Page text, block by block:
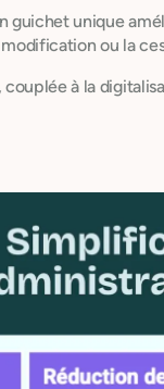
guichet unique
ou la
à la